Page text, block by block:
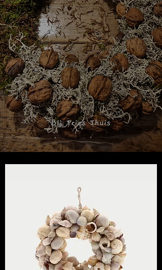
seizoen!